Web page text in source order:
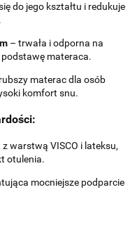
do jego kształtu i redukuje
– trwała i odporna na
materaca.
materac dla osób
komfort snu.
warstwą VISCO i lateksu,
otulenia.
mocniejsze podparcie